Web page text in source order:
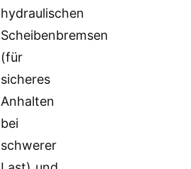
hydraulischen
Scheibenbremsen
(für
sicheres
Anhalten
bei
schwerer